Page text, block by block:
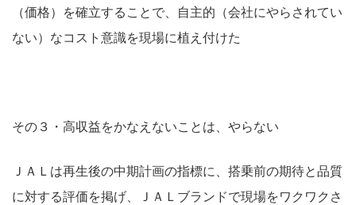
（価格）を確立することで、自主的（会社にやらされてい
ない）なコスト意識を現場に植え付けた
その３・高収益をかなえないことは、やらない
ＪＡＬは再生後の中期計画の指標に、搭乗前の期待と品質
に対する評価を掲げ、ＪＡＬブランドで現場をワクワクさ